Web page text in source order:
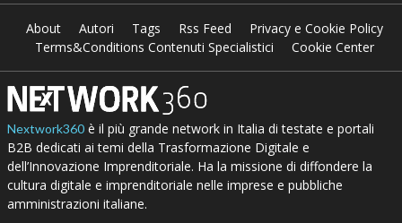
About Autori Tags Rss Feed
Privacy e Cookie Policy
Terms&Conditions Contenuti Specialistici
Cookie Center
Nextwork360è il più grande network in Italia di testate e portali
B2B dedicati ai temi della Trasformazione Digitale e
dell’Innovazione Imprenditoriale. Ha la missione di diffondere la
cultura digitale e imprenditoriale nelle imprese e pubbliche
amministrazioni italiane.